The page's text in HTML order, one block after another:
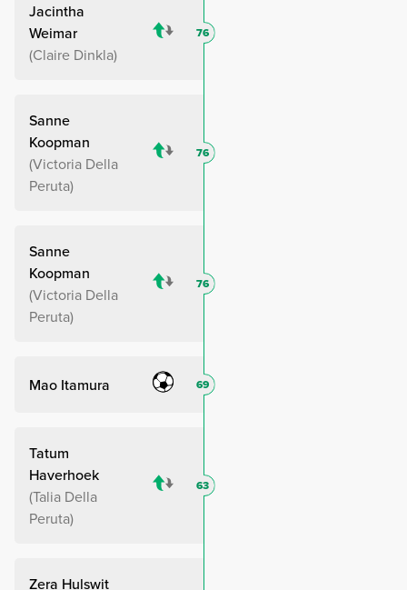
Jacintha
Weimar
Claire Dinkla
76
Sanne
Koopman
Victoria Della
Peruta
76
Sanne
Koopman
Victoria Della
Peruta
76
Mao Itamura 69
Tatum
Haverhoek
Talia Della
Peruta
63
Zera Hulswit